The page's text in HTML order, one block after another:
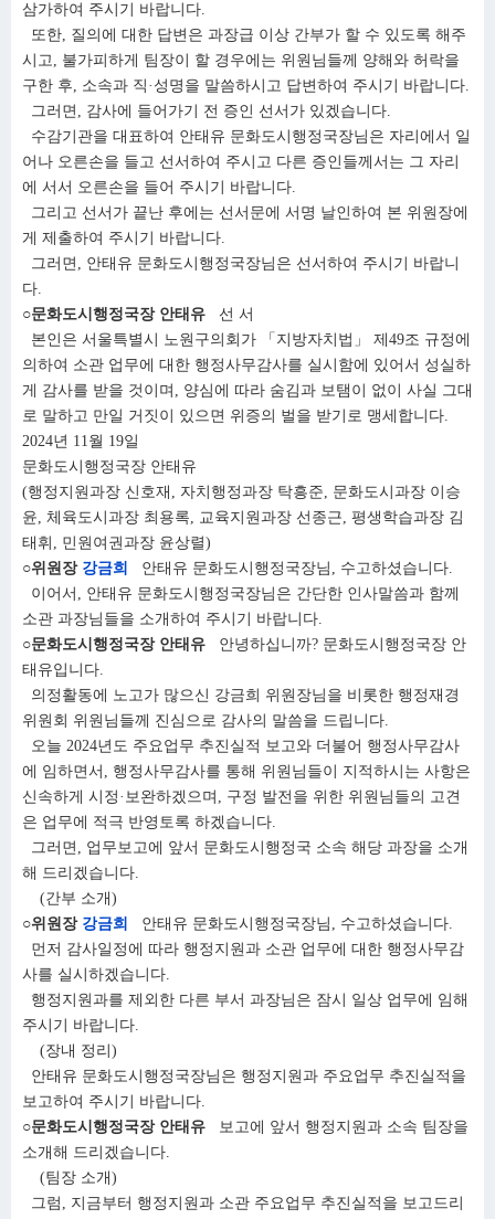
삼가하여 주시기 바랍니다.
또한, 질의에 대한 답변은 과장급 이상 간부가 할 수 있도록 해주
시고, 불가피하게 팀장이 할 경우에는 위원님들께 양해와 허락을
구한 후, 소속과 직·성명을 말씀하시고 답변하여 주시기 바랍니다.
그러면, 감사에 들어가기 전 증인 선서가 있겠습니다.
수감기관을 대표하여 안태유 문화도시행정국장님은 자리에서 일
어나 오른손을 들고 선서하여 주시고 다른 증인들께서는 그 자리
에 서서 오른손을 들어 주시기 바랍니다.
그리고 선서가 끝난 후에는 선서문에 서명 날인하여 본 위원장에
게 제출하여 주시기 바랍니다.
그러면, 안태유 문화도시행정국장님은 선서하여 주시기 바랍니
다.
○문화도시행정국장 안태유 선 서
본인은 서울특별시 노원구의회가 「지방자치법」 제49조 규정에
의하여 소관 업무에 대한 행정사무감사를 실시함에 있어서 성실하
게 감사를 받을 것이며, 양심에 따라 숨김과 보탬이 없이 사실 그대
로 말하고 만일 거짓이 있으면 위증의 벌을 받기로 맹세합니다.
2024년 11월 19일
문화도시행정국장 안태유
(행정지원과장 신호재, 자치행정과장 탁흥준, 문화도시과장 이승
윤, 체육도시과장 최용록, 교육지원과장 선종근, 평생학습과장 김
태휘, 민원여권과장 윤상렬)
○위원장 강금희
안태유 문화도시행정국장님, 수고하셨습니다.
이어서, 안태유 문화도시행정국장님은 간단한 인사말씀과 함께
소관 과장님들을 소개하여 주시기 바랍니다.
○문화도시행정국장 안태유 안녕하십니까? 문화도시행정국장 안
태유입니다.
의정활동에 노고가 많으신 강금희 위원장님을 비롯한 행정재경
위원회 위원님들께 진심으로 감사의 말씀을 드립니다.
오늘 2024년도 주요업무 추진실적 보고와 더불어 행정사무감사
에 임하면서, 행정사무감사를 통해 위원님들이 지적하시는 사항은
신속하게 시정·보완하겠으며, 구정 발전을 위한 위원님들의 고견
은 업무에 적극 반영토록 하겠습니다.
그러면, 업무보고에 앞서 문화도시행정국 소속 해당 과장을 소개
해 드리겠습니다.
(간부 소개)
○위원장 강금희
안태유 문화도시행정국장님, 수고하셨습니다.
먼저 감사일정에 따라 행정지원과 소관 업무에 대한 행정사무감
사를 실시하겠습니다.
행정지원과를 제외한 다른 부서 과장님은 잠시 일상 업무에 임해
주시기 바랍니다.
(장내 정리)
안태유 문화도시행정국장님은 행정지원과 주요업무 추진실적을
보고하여 주시기 바랍니다.
○문화도시행정국장 안태유 보고에 앞서 행정지원과 소속 팀장을
소개해 드리겠습니다.
(팀장 소개)
그럼, 지금부터 행정지원과 소관 주요업무 추진실적을 보고드리